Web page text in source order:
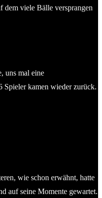
dem viele Bälle versprangen
uns mal eine
Spieler kamen wieder zurück.
wie schon erwähnt, hatte
auf seine Momente gewartet.